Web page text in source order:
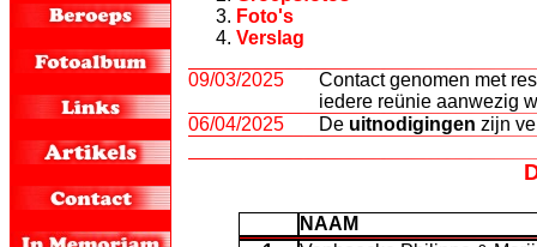
Foto's
Verslag
09/03/2025
Contact genomen met
iedere reünie aanwezig
06/04/2025
De uitnodigingen zijn
NAAM